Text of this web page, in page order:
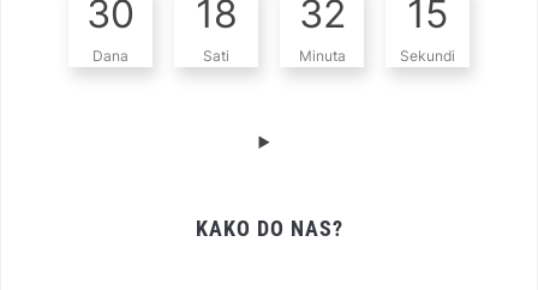
30
Dana
18
Sati
32
Minuta
14
Sekundi
KAKO DO NAS?